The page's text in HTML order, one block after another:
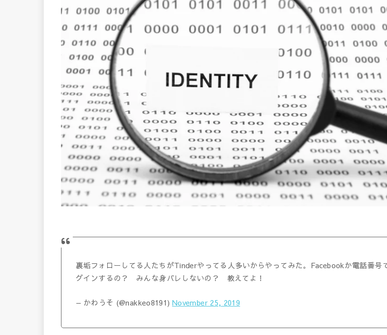
裏垢フォローしてる人たちがTinderやってる人多いからやってみた。Facebookか電話番号
グインするの？ みんな身バレしないの？ 教えてよ！
— かわうそ (@nakkeo8191) November 25, 2019